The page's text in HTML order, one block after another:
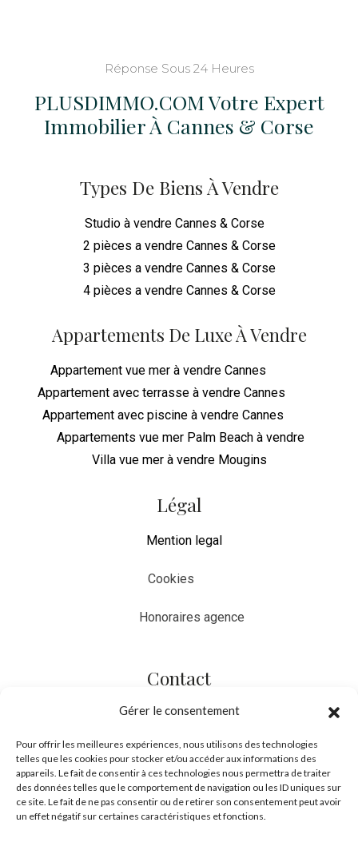
Gérer le consentement
Pour offrir les meilleures expériences, nous utilisons des technologies
telles que les cookies pour stocker et/ou accéder aux informations des
appareils. Le fait de consentir à ces technologies nous permettra de traiter
des données telles que le comportement de navigation ou les ID uniques sur
ce site. Le fait de ne pas consentir ou de retirer son consentement peut avoir
un effet négatif sur certaines caractéristiques et fonctions.
Réponse Sous 24 Heures
PLUSDIMMO.COMVotre Expert
Immobilier À Cannes & Corse
Types De Biens À Vendre
Studio à vendre Cannes & Corse
2 pièces a vendre Cannes & Corse
3 pièces a vendre Cannes & Corse
4 pièces a vendre Cannes & Corse
Appartements De Luxe À Vendre
Appartement vue mer à vendre Cannes
Appartement avec terrasse à vendre Cannes
Appartement avec piscine à vendre Cannes
Appartements vue mer Palm Beach à vendre
Villa vue mer à vendre Mougins
Légal
Mention legal
Cookies
Honoraires agence
Contact
Tel: +33 9 73552756
Mob: +33 676381325
Mail:info@plusdimmo.com
WhatsApp:+33676381325